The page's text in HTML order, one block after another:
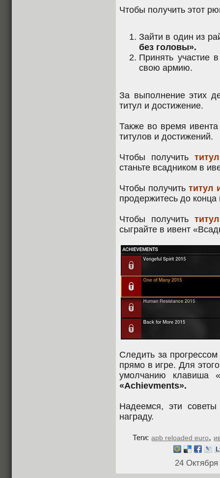
Чтобы получить этот
Зайти в один из
без головы».
Принять участие
свою армию.
За выполнение этих
титул и достижение.
Также во время
титулов и достижений.
Чтобы получить
станьте всадником в
Чтобы получитьтитул
продержитесь до
Чтобы получить
сыграйте в ивент
Следить за
прямо в игре. Для
умолчанию клавиша
«Achievments».
Надеемся, эти
награду.
Теги: apb reloaded euro,
24